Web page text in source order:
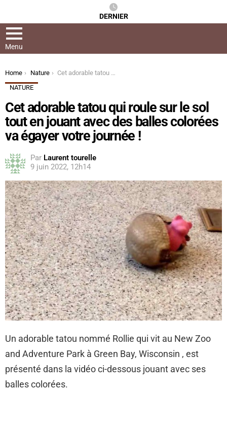
DERNIER
Menu
You are here:
Home Nature
Cet adorable tatou qui roule sur le sol tout en jouant avec des balles colorées va égayer votre journée !
NATURE
Cet adorable tatou qui roule sur le sol
tout en jouant avec des balles colorées
va égayer votre journée !
Par Laurent tourelle
9 juin 2022, 12h14
Un adorable tatou nommé Rollie qui vit au New Zoo
and Adventure Park à Green Bay, Wisconsin , est
présenté dans la vidéo ci-dessous jouant avec ses
balles colorées.